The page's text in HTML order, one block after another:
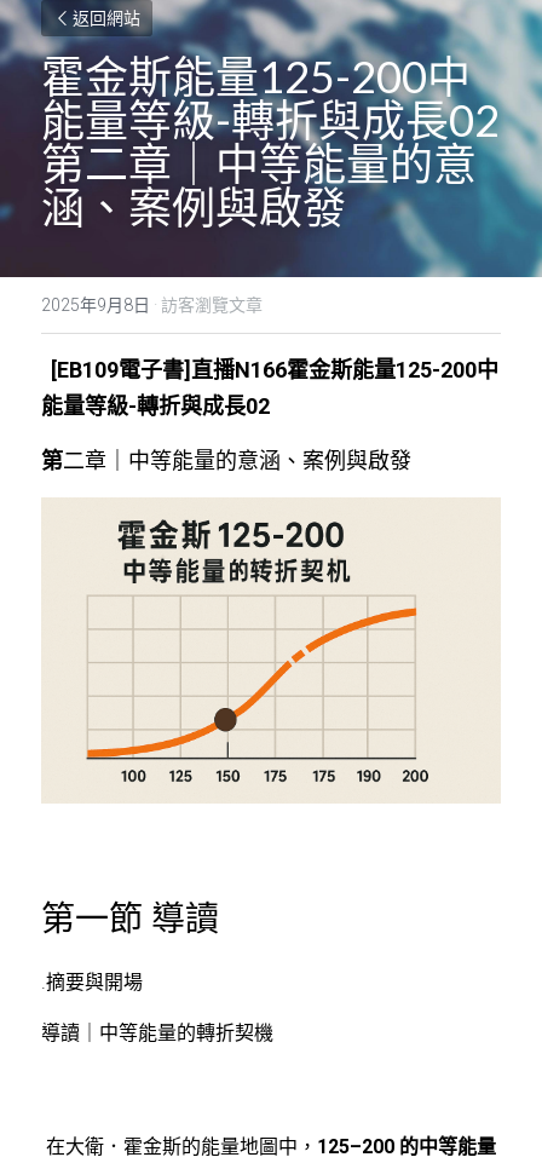
返回網站
霍金斯能量125-200中
能量等級-轉折與成長02
第二章｜中等能量的意
涵、案例與啟發
2025年9月8日 · 訪客瀏覽文章
[EB109電子書]直播N166霍金斯能量125-200中
能量等級-轉折與成長02
第二章｜中等能量的意涵、案例與啟發
第一節 導讀
.摘要與開場
導讀｜中等能量的轉折契機
在大衛．霍金斯的能量地圖中， 125–200 的中等能量